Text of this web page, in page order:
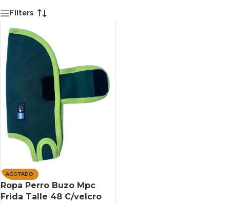
Filters
AGOTADO
Ropa Perro Buzo Mpc
Frida Talle 48 C/velcro